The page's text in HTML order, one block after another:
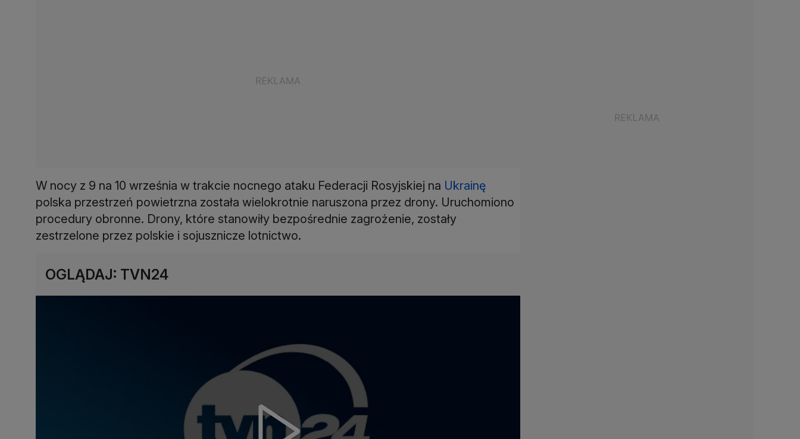
W nocy z 9 na 10 września w trakcie nocnego ataku Federacji Rosyjskiej na Ukrainę
polska przestrzeń powietrzna została wielokrotnie naruszona przez drony. Uruchomiono
procedury obronne. Drony, które stanowiły bezpośrednie zagrożenie, zostały
zestrzelone przez polskie i sojusznicze lotnictwo.
OGLĄDAJ: TVN24